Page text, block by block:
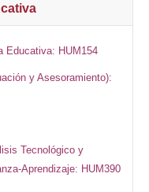
Educativa: HUM154
y Asesoramiento):
Tecnológico y
Aprendizaje: HUM390